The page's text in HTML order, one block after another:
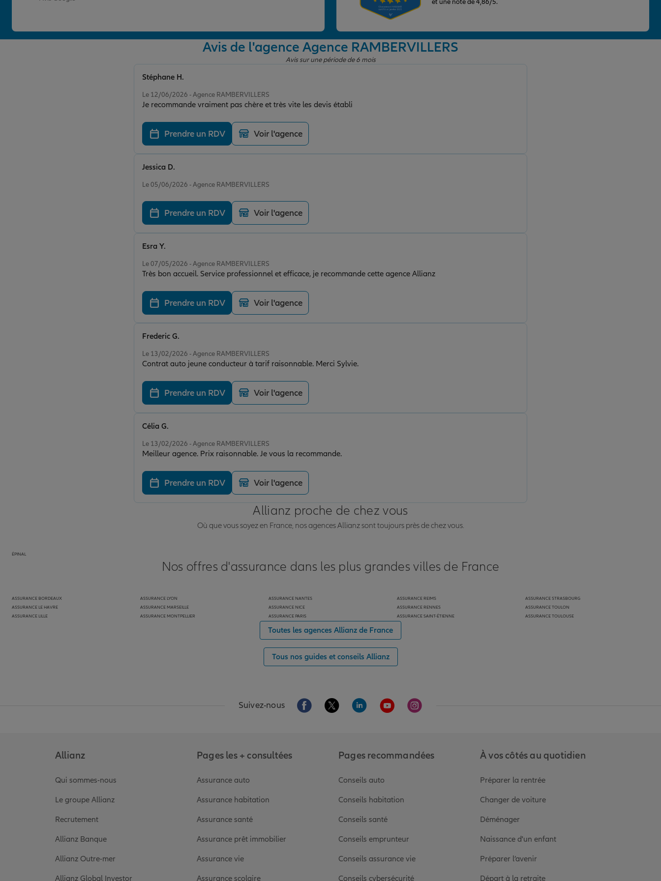
Avis de l'agence Agence RAMBERVILLERS
Avis sur une période de 6 mois
Le 12/06/2026 - Agence RAMBERVILLERS
Je recommande vraiment pas chère et très vite les devis établi
Stéphane H.
Prendre un RDV Voir l'agence
Le 05/06/2026 - Agence RAMBERVILLERS
Jessica D.
Prendre un RDV Voir l'agence
Le 07/05/2026 - Agence RAMBERVILLERS
Très bon accueil. Service professionnel et efficace, je recommande cette agence Allianz
Esra Y.
Prendre un RDV Voir l'agence
Le 13/02/2026 - Agence RAMBERVILLERS
Contrat auto jeune conducteur à tarif raisonnable. Merci Sylvie.
Frederic G.
Prendre un RDV Voir l'agence
Le 13/02/2026 - Agence RAMBERVILLERS
Meilleur agence. Prix raisonnable. Je vous la recommande.
Célia G.
Prendre un RDV Voir l'agence
Allianz proche de chez vous
Où que vous soyez en France, nos agences Allianz sont toujours près de chez vous.
ÉPINAL
Nos offres d'assurance dans les plus grandes villes de France
ASSURANCE BORDEAUX
ASSURANCE LE HAVRE
ASSURANCE LILLE
ASSURANCE LYON
ASSURANCE MARSEILLE
ASSURANCE MONTPELLIER
ASSURANCE NANTES
ASSURANCE NICE
ASSURANCE PARIS
ASSURANCE REIMS
ASSURANCE RENNES
ASSURANCE SAINT-ÉTIENNE
ASSURANCE STRASBOURG
ASSURANCE TOULON
ASSURANCE TOULOUSE
Toutes les agences Allianz de France
Tous nos guides et conseils Allianz
Suivez-nous Aller sur la page Facebook de Allianz
Aller sur la page Twitter de Allianz
Aller sur la page Linkedin de Allianz
Aller sur la page Youtube de Allianz
Aller sur la page Instagram de Allianz
Allianz
Qui sommes-nous
Le groupe Allianz
Recrutement
Allianz Banque
Allianz Outre-mer
Allianz Global Investor
Pages les + consultées
Assurance auto
Assurance habitation
Assurance santé
Assurance prêt immobilier
Assurance vie
Assurance scolaire
Pages recommandées
Conseils auto
Conseils habitation
Conseils santé
Conseils emprunteur
Conseils assurance vie
Conseils cybersécurité
À vos côtés au quotidien
Préparer la rentrée
Changer de voiture
Déménager
Naissance d'un enfant
Préparer l’avenir
Départ à la retraite